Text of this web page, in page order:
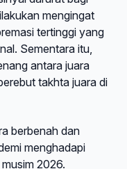
mengingat
tertinggi yang
Sementara itu,
antara juara
takhta juara di
berbenah dan
menghadapi
2026.